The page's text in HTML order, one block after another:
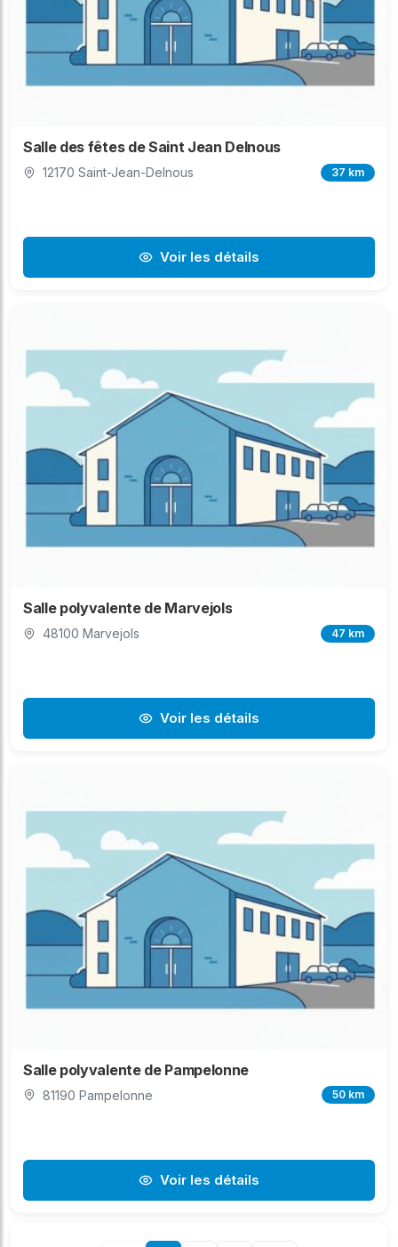
Salle des fêtes de Saint Jean Delnous
12170 Saint-Jean-Delnous 37 km
Voir les détails
Salle polyvalente de Marvejols
48100 Marvejols 47 km
Voir les détails
Salle polyvalente de Pampelonne
81190 Pampelonne 50 km
Voir les détails